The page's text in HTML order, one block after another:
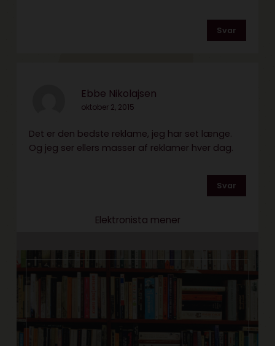
Svar
Ebbe Nikolajsen
oktober 2, 2015
Det er den bedste reklame, jeg har set længe.
Og jeg ser ellers masser af reklamer hver dag.
Svar
Elektronista mener